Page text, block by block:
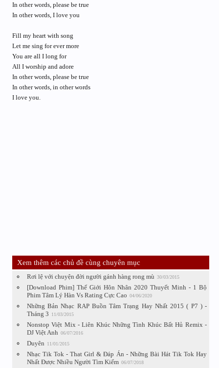
In other words, please be true
In other words, I love you
Fill my heart with song
Let me sing for ever more
You are all I long for
All I worship and adore
In other words, please be true
In other words, in other words
I love you.
Xem thêm các chủ đề cùng chuyên mục
Rơi lệ với chuyện đời người gánh hàng rong mù 30/03/2015
[Download Phim] Thế Giới Hôn Nhân 2020 Thuyết Minh - 1 Bộ
Phim Tâm Lý Hàn Vs Rating Cực Cao 04/06/2020
Những Bản Nhạc RAP Buồn Tâm Trạng Hay Nhất 2015 ( P7 ) -
Tháng 3
11/03/2015
Nonstop Việt Mix - Liên Khúc Những Tình Khúc Bất Hủ Remix -
DJ Việt Anh 06/07/2016
Duyên 11/01/2015
Nhạc Tik Tok - That Girl & Đáp Án - Những Bài Hát Tik Tok Hay
Nhất Được Nhiều Người Tìm Kiếm 06/07/2018